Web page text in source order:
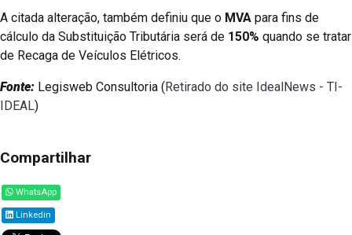
A citada alteração, também definiu que o MVA para fins de
cálculo da Substituição Tributária será de 150% quando se tratar
de Recaga de Veículos Elétricos.
Fonte: Legisweb Consultoria (Retirado do site IdealNews - TI-
IDEAL)
Compartilhar
WhatsApp
Linkedin